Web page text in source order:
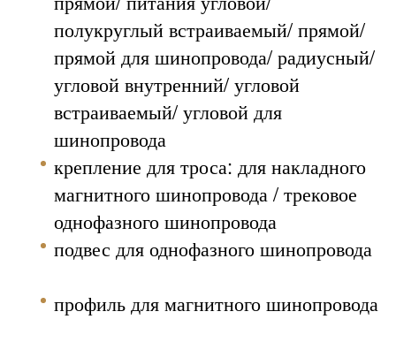
полукруглый встраиваемый/ прямой/
прямой для шинопровода/ радиусный/
угловой внутренний/ угловой
встраиваемый/ угловой для
шинопровода
крепление для троса: для накладного
магнитного шинопровода / трековое
однофазного шинопровода
подвес для однофазного шинопровода
профиль для магнитного шинопровода